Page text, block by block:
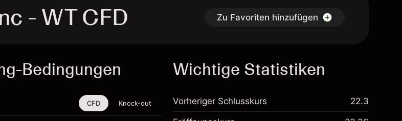
- WT CFD Zu Favoriten hinzufügen
Bedingungen
CFD Knock-out
Wichtige Statistiken
Vorheriger Schlusskurs 22.3